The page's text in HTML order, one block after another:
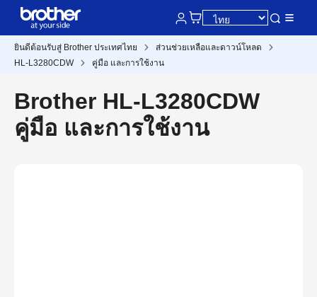
ยินดีต้อนรับสู่ Brother ประเทศไทย
ส่วนช่วยเหลือและดาวน์โหลด
HL-L3280CDW
คู่มือ และการใช้งาน
Brother HL-L3280CDW
คู่มือ และการใช้งาน